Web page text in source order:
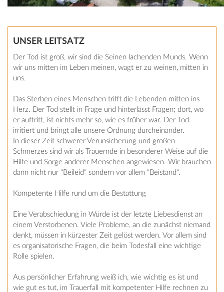
UNSER LEITSATZ
Der Tod ist groß, wir sind die Seinen lachenden Munds. Wenn
wir uns mitten im Leben meinen, wagt er zu weinen, mitten in
uns.
Das Sterben eines Menschen trifft die Lebenden mitten ins
Herz. Der Tod stellt in Frage und hinterlässt Fragen; dort, wo
er auftritt, ist nichts mehr so, wie es früher war. Der Tod
irritiert und bringt alle unsere Ordnung durcheinander.
In dieser Zeit schwerer Verunsicherung und großen
Schmerzes sind wir als Trauernde in besonderer Weise auf die
Hilfe und Sorge anderer Menschen angewiesen. Wir brauchen
dann nicht nur "Beileid" sondern vor allem "Beistand".
Kompetente Hilfe rund um die Bestattung
Eine Verabschiedung in Würde ist der letzte Liebesdienst an
einem Verstorbenen. Viele Probleme, an die zunächst niemand
denkt, müssen in kürzester Zeit gelöst werden. Vor allem sind
es organisatorische Fragen, die beim Todesfall eine wichtige
Rolle spielen.
Aus persönlicher Erfahrung weiß ich, wie wichtig es ist und
wie gut es tut, im Trauerfall mit kompetenter Hilfe rechnen zu